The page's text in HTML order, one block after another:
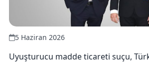
5 Haziran 2026
Uyuşturucu madde ticareti suçu,